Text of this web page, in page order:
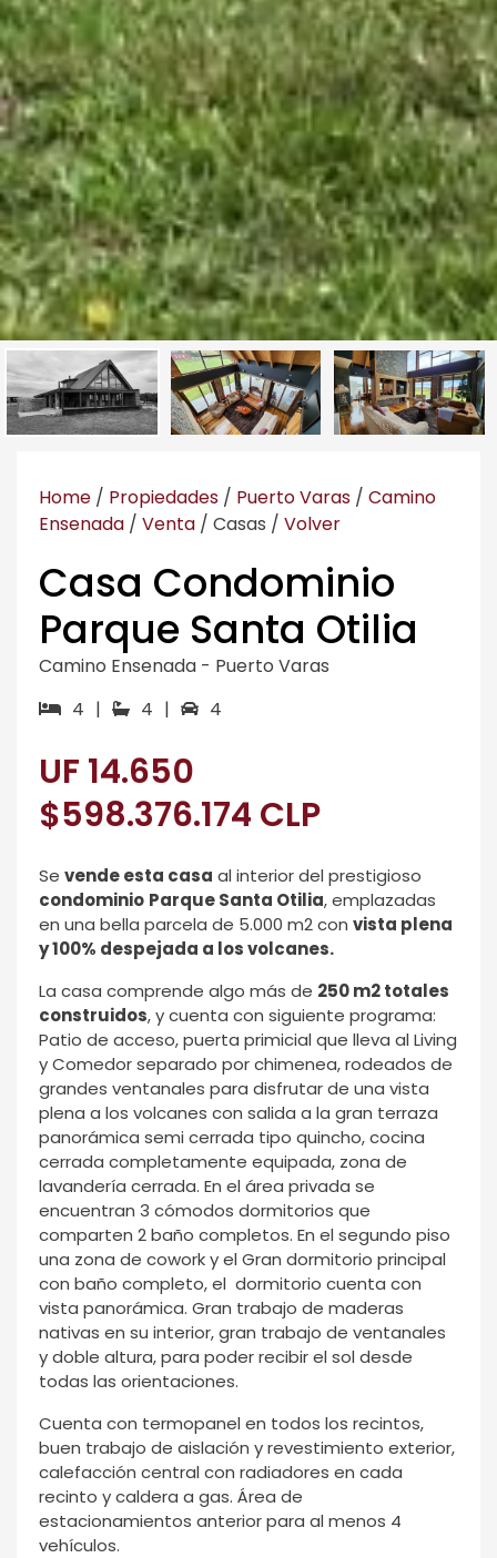
Home / Propiedades / Puerto Varas / Camino
Ensenada / Venta / Casas / Volver
Casa Condominio
Parque Santa Otilia
Camino Ensenada - Puerto Varas
4 |
4 | 4
UF 14.650
$598.376.174 CLP
Se vende esta casa al interior del prestigioso
condominio Parque Santa Otilia, emplazadas
en una bella parcela de 5.000 m2 con vista plena
y 100% despejada a los volcanes.
La casa comprende algo más de 250 m2 totales
construidos, y cuenta con siguiente programa:
Patio de acceso, puerta primicial que lleva al Living
y Comedor separado por chimenea, rodeados de
grandes ventanales para disfrutar de una vista
plena a los volcanes con salida a la gran terraza
panorámica semi cerrada tipo quincho, cocina
cerrada completamente equipada, zona de
lavandería cerrada. En el área privada se
encuentran 3 cómodos dormitorios que
comparten 2 baño completos. En el segundo piso
una zona de cowork y el Gran dormitorio principal
con baño completo, el dormitorio cuenta con
vista panorámica. Gran trabajo de maderas
nativas en su interior, gran trabajo de ventanales
y doble altura, para poder recibir el sol desde
todas las orientaciones.
Cuenta con termopanel en todos los recintos,
buen trabajo de aislación y revestimiento exterior,
calefacción central con radiadores en cada
recinto y caldera a gas. Área de
estacionamientos anterior para al menos 4
vehículos.